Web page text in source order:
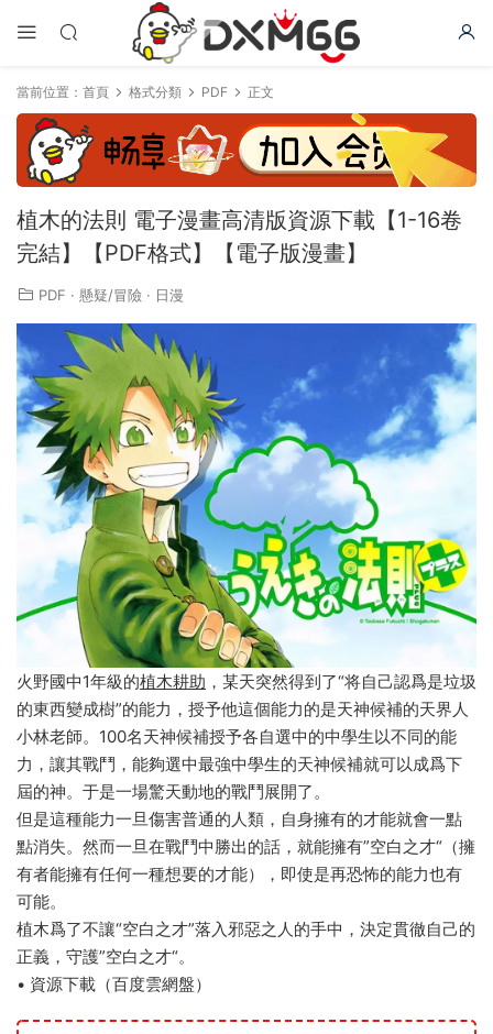
當前位置： 首頁 格式分類 PDF 正文
植木的法則 電子漫畫高清版資源下載【1-16卷
完結】【PDF格式】【電子版漫畫】
PDF · 懸疑/冒險 · 日漫
火野國中1年級的植木耕助 ，某天突然得到了“将自己認爲是垃圾
的東西變成樹”的能力，授予他這個能力的是天神候補的天界人
小林老師。100名天神候補授予各自選中的中學生以不同的能
力，讓其戰鬥，能夠選中最強中學生的天神候補就可以成爲下
屆的神。于是一場驚天動地的戰鬥展開了。
但是這種能力一旦傷害普通的人類，自身擁有的才能就會一點
點消失。然而一旦在戰鬥中勝出的話，就能擁有”空白之才“（擁
有者能擁有任何一種想要的才能），即使是再恐怖的能力也有
可能。
植木爲了不讓“空白之才”落入邪惡之人的手中，決定貫徹自己的
正義，守護”空白之才“。
• 資源下載（百度雲網盤）